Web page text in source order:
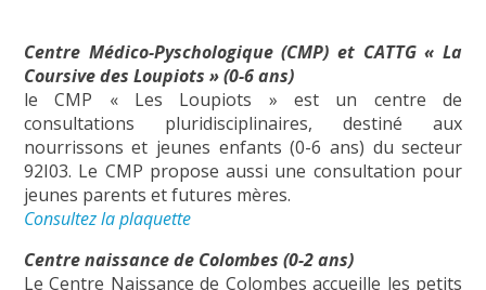
Centre Médico-Pyschologique (CMP) et CATTG « La
Coursive des Loupiots » (0-6 ans)
le CMP
« Les Loupiots » est un centre de
consultations pluridisciplinaires, destiné aux
nourrissons et jeunes enfants (0-6 ans) du secteur
92I03. Le CMP propose aussi une consultation pour
jeunes parents et futures mères.
Consultez la plaquette
Centre naissance de Colombes (0-2 ans)
Le Centre Naissance de Colombes accueille les petits